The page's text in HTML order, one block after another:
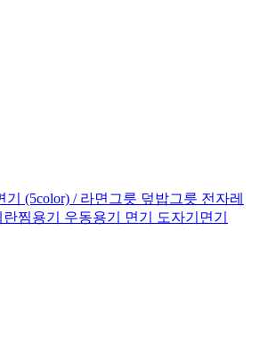
기 (5color) / 라면그릇 덮밥그릇 전자레
찜용기 우동용기 면기 도자기면기